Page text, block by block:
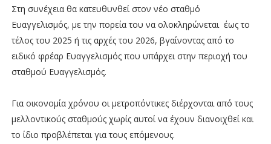
Στη συνέχεια θα κατευθυνθεί στον νέο σταθμό
Ευαγγελισμός, με την πορεία του να ολοκληρώνεται έως το
τέλος του 2025 ή τις αρχές του 2026, βγαίνοντας από το
ειδικό φρέαρ Ευαγγελισμός που υπάρχει στην περιοχή του
σταθμού Ευαγγελισμός.
Για οικονομία χρόνου οι μετροπόντικες διέρχονται από τους
μελλοντικούς σταθμούς χωρίς αυτοί να έχουν διανοιχθεί και
το ίδιο προβλέπεται για τους επόμενους.